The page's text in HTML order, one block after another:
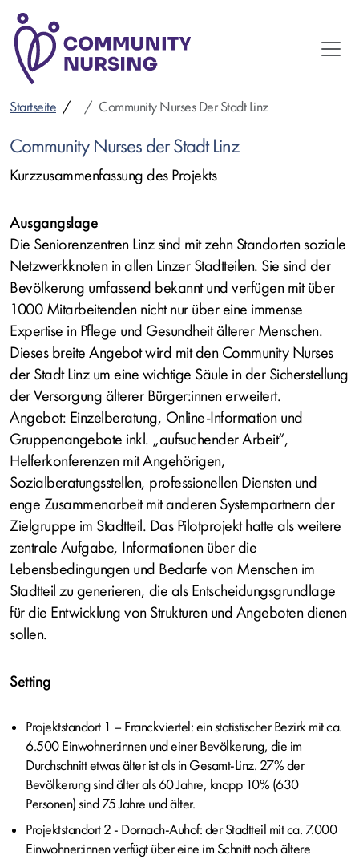
Direkt
zum
Inhalt
Startseite Community Nurses Der Stadt Linz
Community Nurses der Stadt Linz
Kurzzusammenfassung des Projekts
Ausgangslage
Die Seniorenzentren Linz sind mit zehn Standorten soziale
Netzwerkknoten in allen Linzer Stadtteilen. Sie sind der
Bevölkerung umfassend bekannt und verfügen mit über
1000 Mitarbeitenden nicht nur über eine immense
Expertise in Pflege und Gesundheit älterer Menschen.
Dieses breite Angebot wird mit den Community Nurses
der Stadt Linz um eine wichtige Säule in der Sicherstellung
der Versorgung älterer Bürger:innen erweitert.
Angebot: Einzelberatung, Online-Information und
Gruppenangebote inkl. „aufsuchender Arbeit“,
Helferkonferenzen mit Angehörigen,
Sozialberatungsstellen, professionellen Diensten und
enge Zusammenarbeit mit anderen Systempartnern der
Zielgruppe im Stadtteil. Das Pilotprojekt hatte als weitere
zentrale Aufgabe, Informationen über die
Lebensbedingungen und Bedarfe von Menschen im
Stadtteil zu generieren, die als Entscheidungsgrundlage
für die Entwicklung von Strukturen und Angeboten dienen
sollen.
Setting
Projektstandort 1 – Franckviertel: ein statistischer Bezirk mit ca.
6.500 Einwohner:innen und einer Bevölkerung, die im
Durchschnitt etwas älter ist als in Gesamt-Linz. 27% der
Bevölkerung sind älter als 60 Jahre, knapp 10% (630
Personen) sind 75 Jahre und älter.
Projektstandort 2 - Dornach-Auhof: der Stadtteil mit ca. 7.000
Einwohner:innen verfügt über eine im Schnitt noch ältere